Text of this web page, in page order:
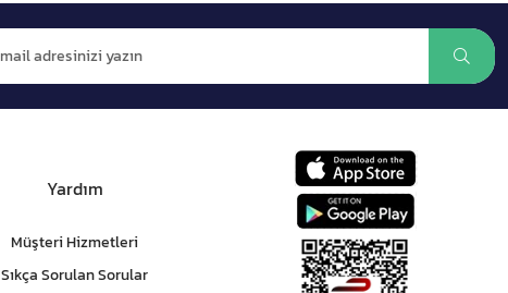
Yardım
Müşteri Hizmetleri
Sıkça Sorulan Sorular